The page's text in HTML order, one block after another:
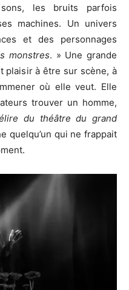
les bruits parfois
machines. Un univers
et des personnages
monstres. » Une grande
plaisir à être sur scène, à
où elle veut. Elle
trouver un homme,
du théâtre du grand
quelqu’un qui ne frappait